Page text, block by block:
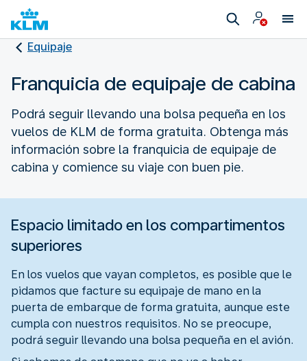
Equipaje
Franquicia de equipaje de cabina
Podrá seguir llevando una bolsa pequeña en los
vuelos de KLM de forma gratuita. Obtenga más
información sobre la franquicia de equipaje de
cabina y comience su viaje con buen pie.
Espacio limitado en los compartimentos
superiores
En los vuelos que vayan completos, es posible que le
pidamos que facture su equipaje de mano en la
puerta de embarque de forma gratuita, aunque este
cumpla con nuestros requisitos. No se preocupe,
podrá seguir llevando una bolsa pequeña en el avión.